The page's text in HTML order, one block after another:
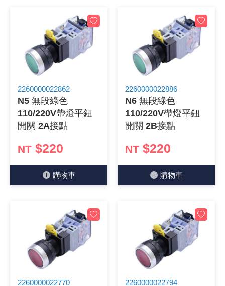
2260000022862
N5 無段綠色
110/220V帶燈平鈕
開關 2A接點
NT $220
購物⾞
2260000022886
N6 無段綠色
110/220V帶燈平鈕
開關 2B接點
NT $220
購物⾞
2260000022770 2260000022794